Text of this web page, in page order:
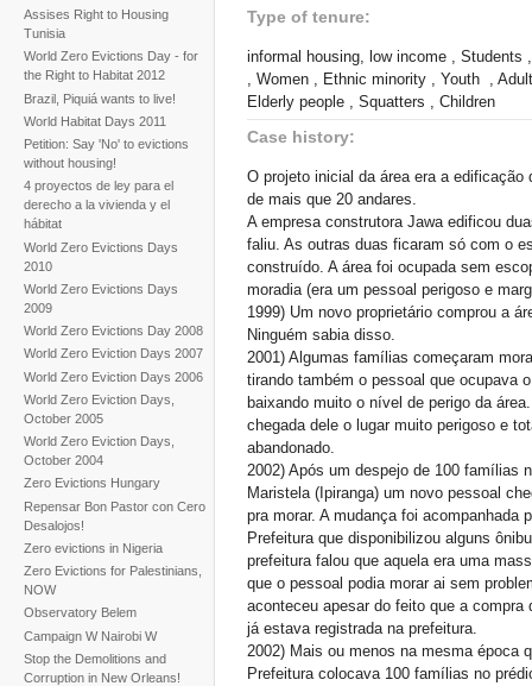
Assises Right to Housing
Tunisia
World Zero Evictions Day - for
the Right to Habitat 2012
Brazil, Piquiá wants to live!
World Habitat Days 2011
Petition: Say 'No' to evictions
without housing!
4 proyectos de ley para el
derecho a la vivienda y el
hábitat
World Zero Evictions Days
2010
World Zero Evictions Days
2009
World Zero Evictions Day 2008
World Zero Eviction Days 2007
World Zero Eviction Days 2006
World Zero Eviction Days,
October 2005
World Zero Eviction Days,
October 2004
Zero Evictions Hungary
Repensar Bon Pastor con Cero
Desalojos!
Zero evictions in Nigeria
Zero Evictions for Palestinians,
NOW
Observatory Belem
Campaign W Nairobi W
Stop the Demolitions and
Corruption in New Orleans!
Type of tenure:
informal housing, low income , Students
, Women , Ethnic minority , Youth ,
Elderly people , Squatters , Children
Case history:
O projeto inicial da área era a edificação
de mais que 20 andares.
A empresa construtora Jawa edificou
faliu. As outras duas ficaram só com o
construído. A área foi ocupada sem
moradia (era um pessoal perigoso e
1999) Um novo proprietário comprou a
Ninguém sabia disso.
2001) Algumas famílias começaram
tirando também o pessoal que ocupava
baixando muito o nível de perigo da
chegada dele o lugar muito perigoso e
abandonado.
2002) Após um despejo de 100 famílias
Maristela (Ipiranga) um novo pessoal
pra morar. A mudança foi acompanhada
Prefeitura que disponibilizou alguns
prefeitura falou que aquela era uma
que o pessoal podia morar ai sem
aconteceu apesar do feito que a compra
já estava registrada na prefeitura.
2002) Mais ou menos na mesma época
Prefeitura colocava 100 famílias no